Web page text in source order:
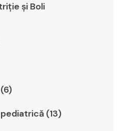
şi Boli
(13)